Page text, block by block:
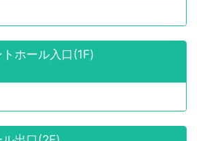
ホール入口(1F)